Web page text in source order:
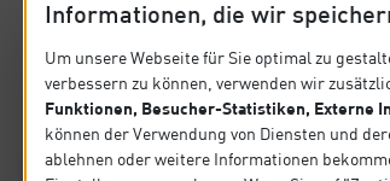
KONTAKT
Verband der Köche Deutschlands e.V.
Steinlestraße 32 60596 Frankfurt
Informationen, die wir
Um unsere Webseite für Sie optimal zu
verbessern zu können, verwenden wir
Funktionen, Besucher-Statistiken, Externe
können der Verwendung von Diensten und
ablehnen oder weitere Informationen